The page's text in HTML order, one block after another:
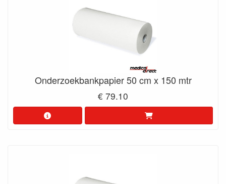
Onderzoekbankpapier 50 cm x 150 mtr
€ 79.10